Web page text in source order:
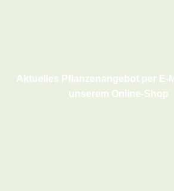
Aktuelles Pflanzenangebot per E-
unserem Online-Shop